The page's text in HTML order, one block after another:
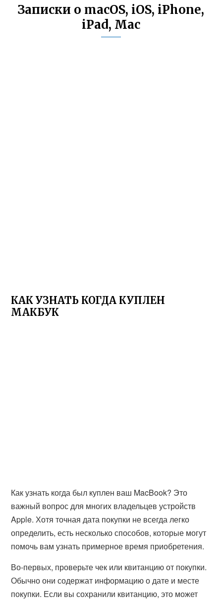
Записки о macOS, iOS, iPhone,
iPad, Mac
КАК УЗНАТЬ КОГДА КУПЛЕН
МАКБУК
Как узнать когда был куплен ваш MacBook? Это
важный вопрос для многих владельцев устройств
Apple. Хотя точная дата покупки не всегда легко
определить, есть несколько способов, которые могут
помочь вам узнать примерное время приобретения.
Во-первых, проверьте чек или квитанцию от покупки.
Обычно они содержат информацию о дате и месте
покупки. Если вы сохранили квитанцию, это может